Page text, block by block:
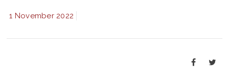
1 November 2022